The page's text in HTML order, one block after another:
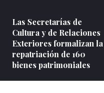
Las Secretarías de
Cultura y de Relaciones
Exteriores formalizan la
repatriación de 160
bienes patrimoniales